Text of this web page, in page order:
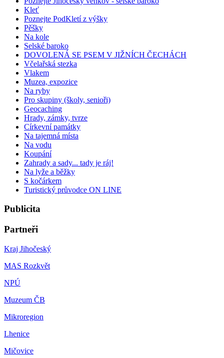
Kleť
Poznejte PodKletí z výšky
Pěšky
Na kole
Selské baroko
DOVOLENÁ SE PSEM V JIŽNÍCH ČECHÁCH
Včelařská stezka
Vlakem
Muzea, expozice
Na ryby
Pro skupiny (školy, senioři)
Geocaching
Hrady, zámky, tvrze
Církevní památky
Na tajemná místa
Na vodu
Koupání
Zahrady a sady... tady je ráj!
Na lyže a běžky
S kočárkem
Turistický průvodce ON LINE
Publicita
Partneři
Kraj Jihočeský
MAS Rozkvět
NPÚ
Muzeum ČB
Mikroregion
Lhenice
Mičovice